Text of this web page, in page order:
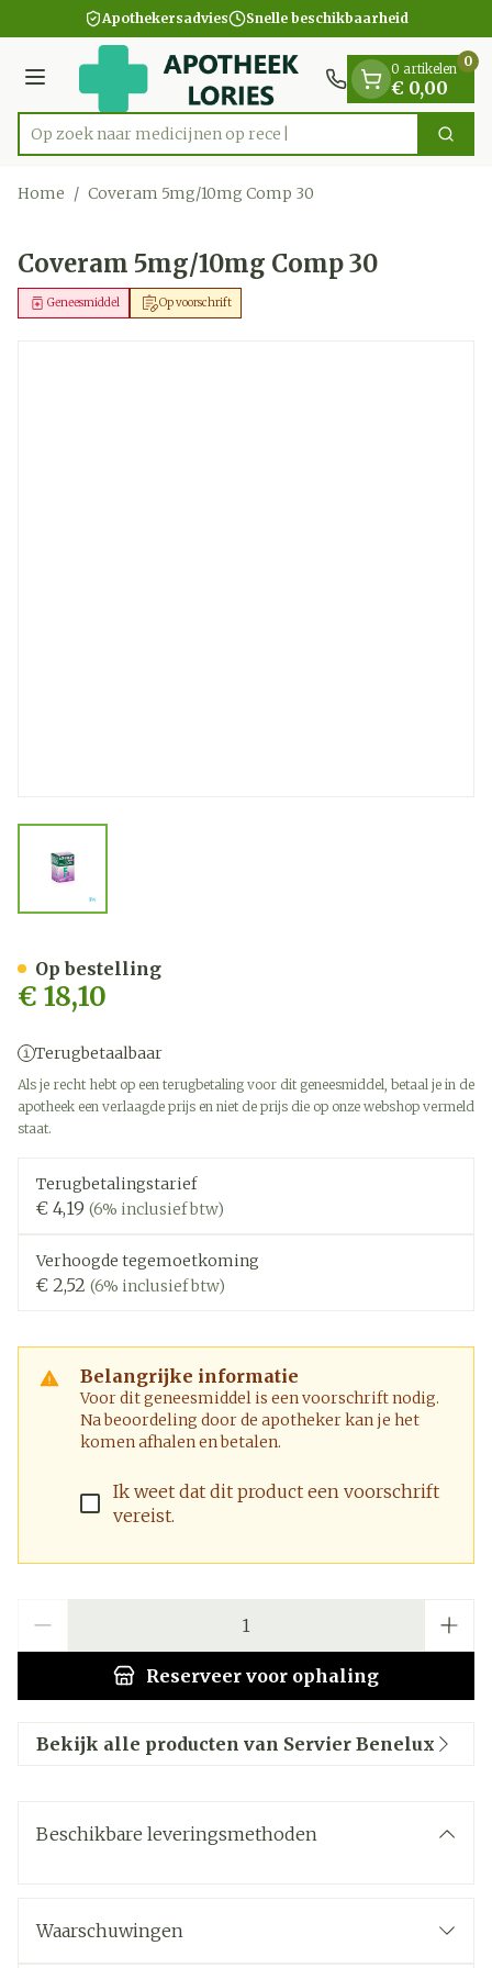
Ga naar de inhoudApothekersadvies Snelle beschikbaarheid
Menu
Product, merk, categorie...
Op zoek naar medicijnen op recept? Zoek
0 artikelen
€ 0,00
0
Home / Coveram 5mg/10mg Comp 30
Coveram 5mg/10mg Comp 30
Op voorschrift
Geneesmiddel
€ 18,10
Terugbetaalbaar
Als je recht hebt op een terugbetaling voor dit geneesmiddel, betaal je in de
apotheek een verlaagde prijs en niet de prijs die op onze webshop vermeld
staat.
Terugbetalingstarief
€ 4,19 (6% inclusief btw)
Verhoogde tegemoetkoming
€ 2,52 (6% inclusief btw)
Belangrijke informatie
Voor dit geneesmiddel is een voorschrift nodig.
Na beoordeling door de apotheker kan je het
komen afhalen en betalen.
Ik weet dat dit product een voorschrift
vereist.
Reserveer voor ophaling
Op bestelling
Bekijk alle producten van Servier Benelux
Beschikbare leveringsmethoden
Waarschuwingen